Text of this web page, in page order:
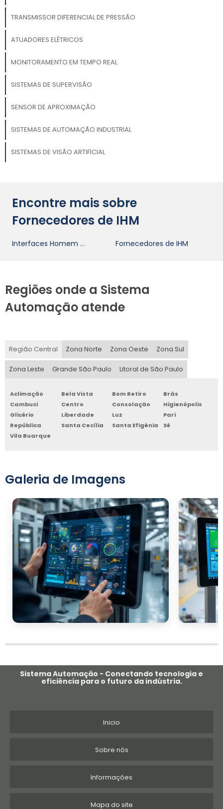
TRANSMISSOR DIFERENCIAL DE PRESSÃO
ATUADORES ELÉTRICOS
MONITORAMENTO EM TEMPO REAL
SISTEMAS DE SUPERVISÃO
SENSOR DE APROXIMAÇÃO
SISTEMAS DE AUTOMAÇÃO INDUSTRIAL
SISTEMAS DE VISÃO ARTIFICIAL
Encontre mais sobre
Fornecedores de IHM
Interfaces Homem Máquina Fornecedores de IHM
Regiões onde a Sistema
Automação atende
Região Central Zona Norte Zona Oeste Zona Sul
Zona Leste Grande São Paulo Litoral de São Paulo
Aclimação Bela Vista Bom Retiro
Brás
Cambuci
Centro Consolação
Higienópolis
Glicério
Liberdade Luz
Pari
República
Santa Cecília Santa Efigênia
Sé
Vila Buarque
Galeria de Imagens
Sistema Automação - Conectando tecnologia e
eficiência para o futuro da indústria.
Inicio
Sobre nós
Informações
Mapa do site